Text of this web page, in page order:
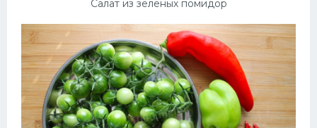
Салат из зеленых помидор